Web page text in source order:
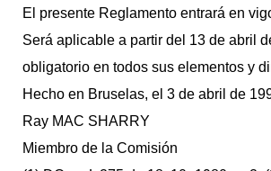
El presente Reglamento entrará en
Será aplicable a partir del 13 de abril
obligatorio en todos sus elementos y
Hecho en Bruselas, el 3 de abril de
Ray MAC SHARRY
Miembro de la Comisión